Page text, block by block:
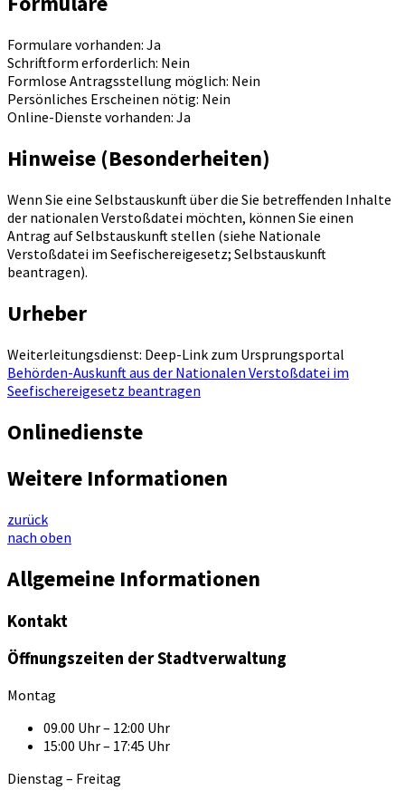
Formulare vorhanden: Ja
Schriftform erforderlich: Nein
Formlose Antragsstellung möglich: Nein
Persönliches Erscheinen nötig: Nein
Online-Dienste vorhanden: Ja
Hinweise (Besonderheiten)
Wenn Sie eine Selbstauskunft über die Sie betreffenden Inhalte
der nationalen Verstoßdatei möchten, können Sie einen
Antrag auf Selbstauskunft stellen (siehe Nationale
Verstoßdatei im Seefischereigesetz; Selbstauskunft
beantragen).
Urheber
Weiterleitungsdienst: Deep-Link zum Ursprungsportal
Behörden-Auskunft aus der Nationalen Verstoßdatei im
Seefischereigesetz beantragen
Onlinedienste
Weitere Informationen
zurück
nach oben
Allgemeine Informationen
Kontakt
Öffnungszeiten der Stadtverwaltung
Montag
09.00 Uhr – 12:00 Uhr
15:00 Uhr – 17:45 Uhr
Dienstag – Freitag